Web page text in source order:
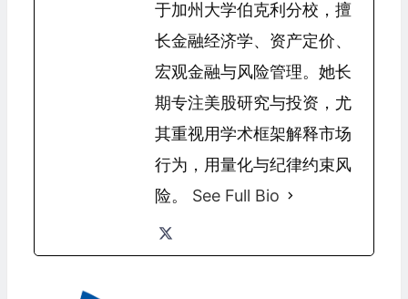
于加州大学伯克利分校，擅
长金融经济学、资产定价、
宏观金融与风险管理。她长
期专注美股研究与投资，尤
其重视用学术框架解释市场
行为，用量化与纪律约束风
险。 See Full Bio